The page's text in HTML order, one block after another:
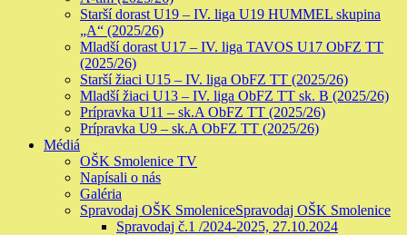
Starší dorast U19 – IV. liga U19 HUMMEL skupina
„A“ (2025/26)
Mladší dorast U17 – IV. liga TAVOS U17 ObFZ TT
(2025/26)
Starší žiaci U15 – IV. liga ObFZ TT (2025/26)
Mladší žiaci U13 – IV. liga ObFZ TT sk. B (2025/26)
Prípravka U11 – sk.A ObFZ TT (2025/26)
Prípravka U9 – sk.A ObFZ TT (2025/26)
Médiá
OŠK Smolenice TV
Napísali o nás
Galéria
Spravodaj OŠK SmoleniceSpravodaj OŠK Smolenice
Spravodaj č.1 /2024-2025, 27.10.2024